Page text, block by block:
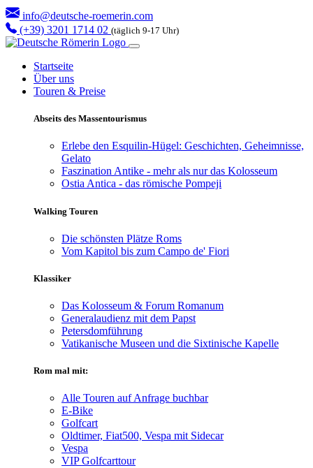
info@deutsche-roemerin.com
(+39) 3201 1714 02 (täglich 9-17 Uhr)
Startseite
Über uns
Touren & Preise
Abseits des Massentourismus
Erlebe den Esquilin-Hügel: Geschichten, Geheimnisse,
Gelato
Faszination Antike - mehr als nur das Kolosseum
Ostia Antica - das römische Pompeji
Walking Touren
Die schönsten Plätze Roms
Vom Kapitol bis zum Campo de' Fiori
Klassiker
Das Kolosseum & Forum Romanum
Generalaudienz mit dem Papst
Petersdomführung
Vatikanische Museen und die Sixtinische Kapelle
Rom mal mit:
Alle Touren auf Anfrage buchbar
E-Bike
Golfcart
Oldtimer, Fiat500, Vespa mit Sidecar
Vespa
VIP Golfcarttour